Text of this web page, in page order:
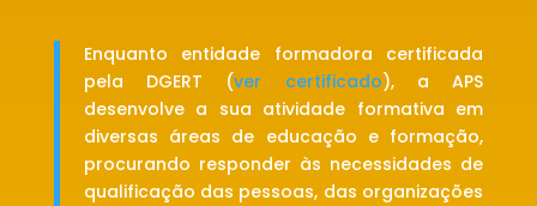
Enquanto entidade formadora certificada
pela DGERT (ver certificado), a APS
desenvolve a sua atividade formativa em
diversas áreas de educação e formação,
procurando responder às necessidades de
qualificação das pessoas, das organizações